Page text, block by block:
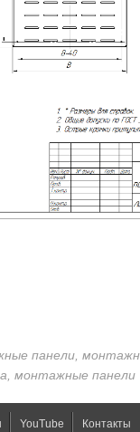
панели,
монтажные панели
YouTube Контакты